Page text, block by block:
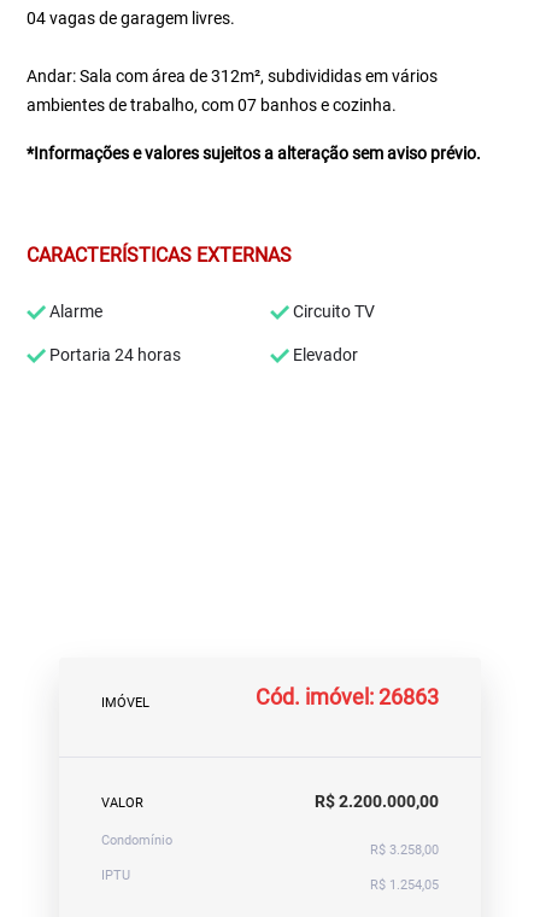
04 vagas de garagem livres.
Andar: Sala com área de 312m², subdivididas em vários
ambientes de trabalho, com 07 banhos e cozinha.
*Informações e valores sujeitos a alteração sem aviso prévio.
CARACTERÍSTICAS EXTERNAS
Alarme Circuito TV
Portaria 24 horas Elevador
IMÓVEL Cód. imóvel: 26863
VALOR R$ 2.200.000,00
Condomínio
R$ 3.258,00
IPTU
R$ 1.254,05